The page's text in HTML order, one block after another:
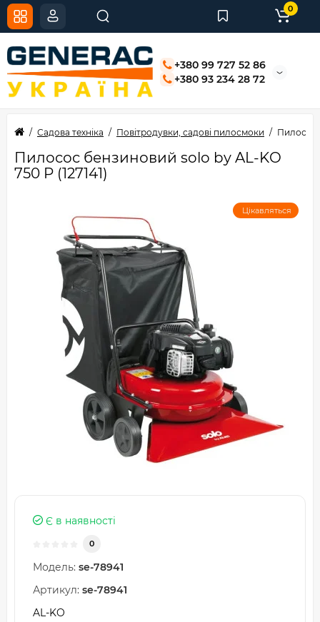
+380 99 727 52 86
+380 93 234 28 72
0
Садова техніка Повітродувки, садові пилосмоки Пилосос
Пилосос бензиновий solo by AL-KO
750 P (127141)
Цікавляться
Є в наявності
0
Модель: se-78941
Артикул: se-78941
AL-KO